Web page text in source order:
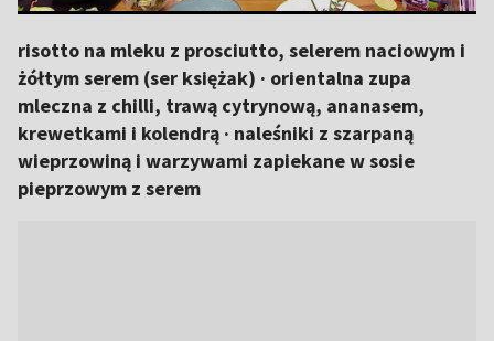
risotto na mleku z prosciutto, selerem naciowym i
żółtym serem (ser księżak) · orientalna zupa
mleczna z chilli, trawą cytrynową, ananasem,
krewetkami i kolendrą · naleśniki z szarpaną
wieprzowiną i warzywami zapiekane w sosie
pieprzowym z serem